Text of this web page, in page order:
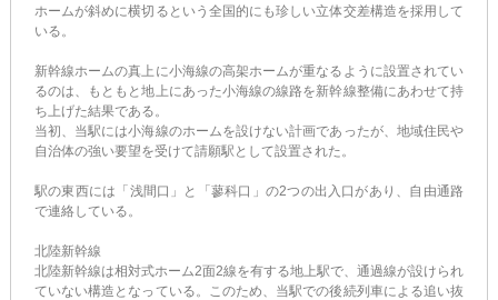
ホームが斜めに横切るという全国的にも珍しい立体交差構造を採用して
いる。
新幹線ホームの真上に小海線の高架ホームが重なるように設置されてい
るのは、もともと地上にあった小海線の線路を新幹線整備にあわせて持
ち上げた結果である。
当初、当駅には小海線のホームを設けない計画であったが、地域住民や
自治体の強い要望を受けて請願駅として設置された。
駅の東西には「浅間口」と「蓼科口」の2つの出入口があり、自由通路
で連絡している。
北陸新幹線
北陸新幹線は相対式ホーム2面2線を有する地上駅で、通過線が設けられ
ていない構造となっている。このため、当駅での後続列車による追い抜